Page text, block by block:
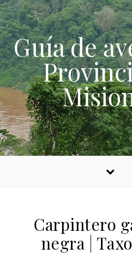
Skip to content
Guía de
Carpintero
negra |